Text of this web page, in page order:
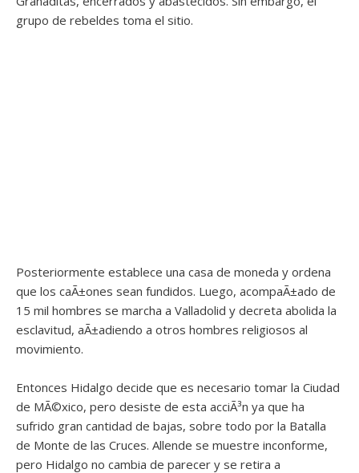
grupo de rebeldes toma el sitio.
Posteriormente establece una casa de moneda y ordena
que los caÃ±ones sean fundidos. Luego, acompaÃ±ado de
15 mil hombres se marcha a Valladolid y decreta abolida la
esclavitud, aÃ±adiendo a otros hombres religiosos al
movimiento.
Entonces Hidalgo decide que es necesario tomar la Ciudad
de MÃ©xico, pero desiste de esta acciÃ³n ya que ha
sufrido gran cantidad de bajas, sobre todo por la Batalla
de Monte de las Cruces. Allende se muestre inconforme,
pero Hidalgo no cambia de parecer y se retira a